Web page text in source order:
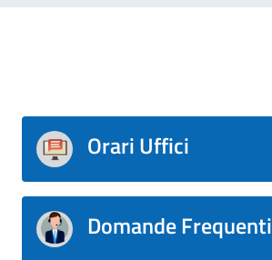
Orari Uffici
Domande Frequenti